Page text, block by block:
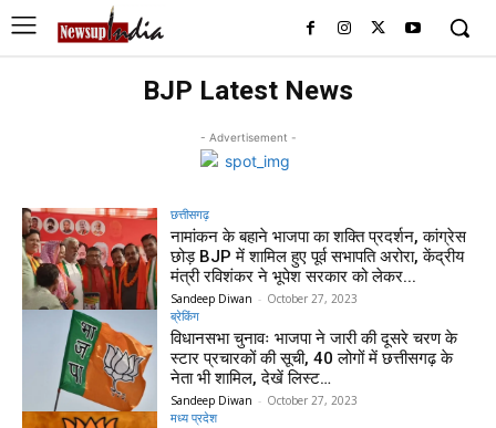
BJP Latest News
- Advertisement -
छत्तीसगढ़
नामांकन के बहाने भाजपा का शक्ति प्रदर्शन, कांग्रेस
छोड़ BJP में शामिल हुए पूर्व सभापति अरोरा, केंद्रीय
मंत्री रविशंकर ने भूपेश सरकार को लेकर...
Sandeep Diwan - October 27, 2023
ब्रेकिंग
विधानसभा चुनावः भाजपा ने जारी की दूसरे चरण के
स्टार प्रचारकों की सूची, 40 लोगों में छत्तीसगढ़ के
नेता भी शामिल, देखें लिस्ट…
Sandeep Diwan - October 27, 2023
मध्य प्रदेश